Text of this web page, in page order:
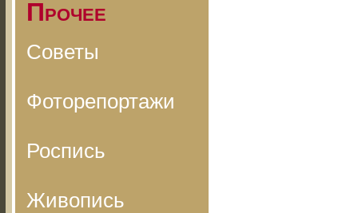
Прочее
Советы
Фоторепортажи
Роспись
Живопись